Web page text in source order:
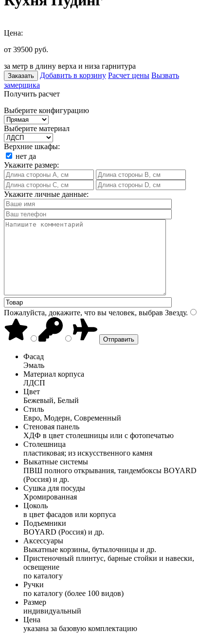
Цена:
от 39500 руб.
за метр в длину верха и низа гарнитура
Заказать Добавить в корзину Расчет цены Вызвать
замерщика
Получить расчет
Выберите конфигурацию
Выберите материал
Верхние шкафы:
нет да
Укажите размер:
Укажите личные данные:
Пожалуйста, докажите, что вы человек, выбрав Звезду.
Фасад
Эмаль
Материал корпуса
ЛДСП
Цвет
Бежевый, Белый
Стиль
Евро, Модерн, Современный
Стеновая панель
ХДФ в цвет столешницы или с фотопечатью
Столешница
пластиковая; из искусственного камня
Выкатные системы
ПВШ полного открывания, тандембоксы BOYARD
(Россия) и др.
Сушка для посуды
Хромированная
Цоколь
в цвет фасадов или корпуса
Подъемники
BOYARD (Россия) и др.
Аксессуары
Выкатные корзины, бутылочницы и др.
Пристеночный плинтус, барные стойки и навески,
освещение
по каталогу
Ручки
по каталогу (более 100 видов)
Размер
индивидуальный
Цена
указана за базовую комплектацию